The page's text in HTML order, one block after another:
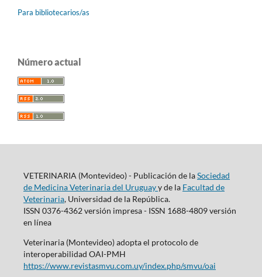
Para bibliotecarios/as
Número actual
VETERINARIA (Montevideo) - Publicación de laSociedad
de Medicina Veterinaria del Uruguayy de la Facultad de
Veterinaria, Universidad de la República.
ISSN 0376-4362 versión impresa - ISSN 1688-4809 versión
en línea
Veterinaria (Montevideo) adopta el protocolo de
interoperabilidad OAI-PMH
https://www.revistasmvu.com.uy/index.php/smvu/oai